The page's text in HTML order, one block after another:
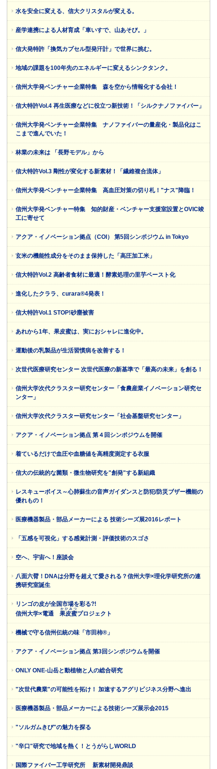
水を安全に変える、信大クリスタルが変える。
産学連携による人材育成「車いすで、山あそび。」
信大発特許「換気カプセル型発汗計」で世界に挑む。
地域の課題を100年先のエネルギーに変えるシンクタンク。
信州大学発ベンチャー企業特集 森を空から情報化する会社！
信大特許Vol.4 再生医療などに役立つ新技術！「シルクナノファイバー」
信州大学発ベンチャー企業特集 ナノファイバーの量産化・製品化はこ
こまで進んでいた！
林業の未来は 「長野モデル」から
信大特許Vol.3 剛性が変化する新素材！「繊維複合流体」
信州大学発ベンチャー企業特集 高血圧対策の切り札！"ナス"降臨！
信州大学発ベンチャー特集 知的財産・ベンチャー支援室設置とOVIC竣
工に寄せて
アクア・イノベーション拠点（COI） 第5回シンポジウム in Tokyo
玄米の機能性成分をそのまま保持した「高圧加工米」
信大特許Vol.2 高齢者食材に最適！酵素処理の里芋ペースト化
進化したクララ、curara®4発表！
信大特許Vol.1 STOP!砂塵被害
あれから1年、果皮蜜は、実におシャレに進化中。
運動後の乳製品が生活習慣病を改善する！
次世代医療研究センター 次世代医療の新基準で「最高の未来」を創る！
信州大学次代クラスター研究センター「食農産業イノベーション研究セ
ンター」
信州大学次代クラスター研究センター「社会基盤研究センター」
アクア・イノベーション拠点 第４回シンポジウムを開催
着ているだけで血圧や血糖値を高精度測定する衣服
信大の伝統的な菌類・微生物研究を"創発"する新組織
レスキューボイス～心肺蘇生の音声ガイダンスと防犯/防災ブザー機能の
優れもの！
医療機器製品・部品メーカーによる 技術シーズ展2016レポート
「五感を可視化」する感覚計測・評価技術のスゴさ
空へ、宇宙へ！座談会
八面六臂！DNAは分野を超えて愛される？信州大学×理化学研究所の連
携研究室誕生
リンゴの皮が全国市場を彩る?!
信州大学×電通 果皮蜜
かひみつ
プロジェクト
機械で守る信州伝統の味「市田柿®」
アクア・イノベーション拠点 第3回シンポジウムを開催
ONLY ONE-山岳と動植物と人の総合研究
"次世代農業"の可能性を拓け！ 加速するアグリビジネス分野へ進出
医療機器製品・部品メーカーによる技術シーズ展示会2015
"ソルガムきび"の魅力を探る
"辛口"研究で地域を熱く！とうがらしWORLD
国際ファイバー工学研究所 新素材開発鼎談